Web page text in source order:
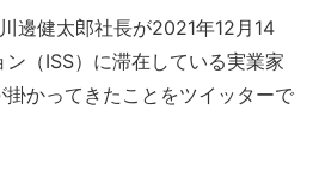
邊健太郎社長が2021年12月14
（ISS）に滞在している実業家
かってきたことをツイッターで